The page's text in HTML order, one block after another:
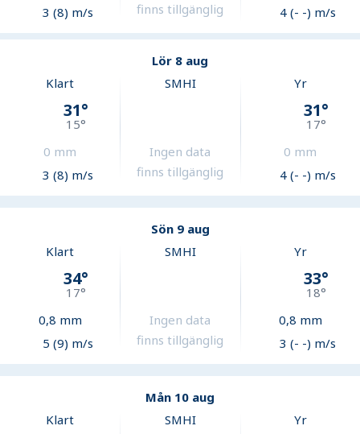
3 (8) m/s
finns tillgänglig
4 (- -) m/s
Lör 8 aug
Klart
31°
15°
0 mm
3 (8) m/s
SMHI
Ingen data
finns tillgänglig
Yr
31°
17°
0 mm
4 (- -) m/s
Sön 9 aug
Klart
34°
17°
0,8 mm
5 (9) m/s
SMHI
Ingen data
finns tillgänglig
Yr
33°
18°
0,8 mm
3 (- -) m/s
Mån 10 aug
Klart
SMHI Yr